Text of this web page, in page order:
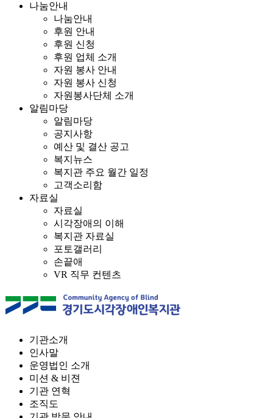
나눔안내
나눔안내
후원 안내
후원 신청
후원 업체 소개
자원 봉사 안내
자원 봉사 신청
자원봉사단체 소개
알림마당
알림마당
공지사항
예산 및 결산 공고
복지뉴스
복지관 주요 월간 일정
고객소리함
자료실
자료실
시각장애의 이해
복지관 자료실
포토갤러리
손끝애
VR 직무 컨텐츠
기관소개
인사말
운영법인 소개
미션 & 비젼
기관 연혁
조직도